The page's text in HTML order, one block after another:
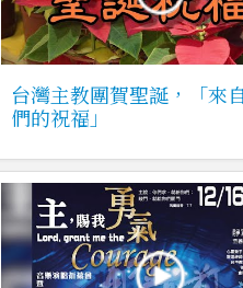
台灣主教團賀聖誕，「來
們的祝福」